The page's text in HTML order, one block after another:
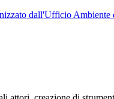
dall'Ufficio Ambiente